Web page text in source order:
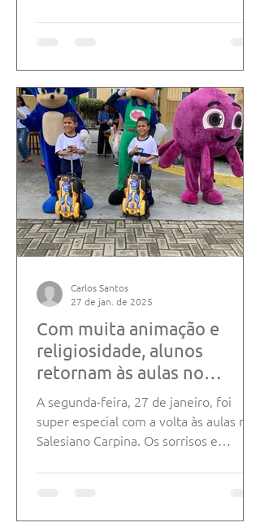
Com muita animação e
religiosidade, alunos
retornam às aulas no
Salesiano Carpina
A segunda-feira, 27 de janeiro, foi
super especial com a volta às aulas no
Salesiano Carpina. Os sorrisos e
Carlos Santos
27 de jan. de 2025